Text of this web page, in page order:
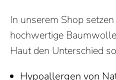
In unserem Shop
hochwertige
Haut den Unterschied
Hypoallergen von